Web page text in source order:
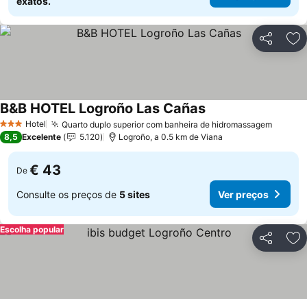
Partilhar
3 EstrelasHotel Quarto duplo superior com banheira de hidromassagemVer
B&B HOTEL Logroño Las CañasVer preços
8,5 Excelente 5.120 Logroño, a 0.5 km de Viana
De € 43
Consulte os preços de 5 sites Ver preços
Partilhar
Escolha popular